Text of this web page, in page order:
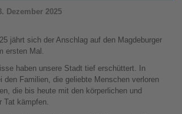
Dezember 2025
jährt sich der Anschlag auf den Magdeburger
ersten Mal.
haben unsere Stadt tief erschüttert. In
den Familien, die geliebte Menschen verloren
die bis heute mit den körperlichen und
Tat kämpfen.